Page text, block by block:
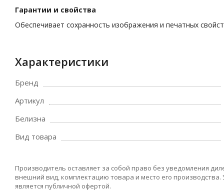
Гарантии и свойства
Обеспечивает сохранность изображения и печатных
Характеристики
Бренд
Артикул
Белизна
Вид товара
Производитель оставляет за собой право без уведомления
внешний вид, комплектацию товара и место его
является публичной офертой.